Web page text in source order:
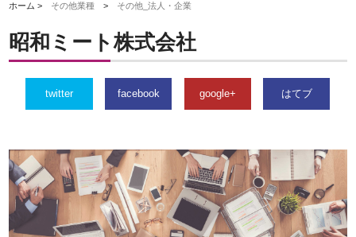
ホーム > その他業種 > その他_法人・企業
昭和ミート株式会社
twitter facebook google+ はてブ